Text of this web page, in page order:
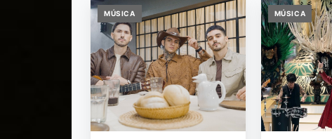
MÚSICA MÚSICA